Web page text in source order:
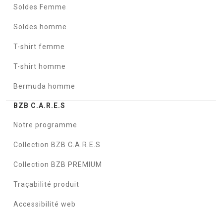
Soldes Femme
Soldes homme
T-shirt femme
T-shirt homme
Bermuda homme
BZB C.A.R.E.S
Notre programme
Collection BZB C.A.R.E.S
Collection BZB PREMIUM
Traçabilité produit
Accessibilité web